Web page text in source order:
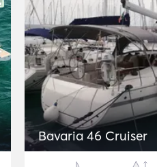
Bavaria 46 Cruiser